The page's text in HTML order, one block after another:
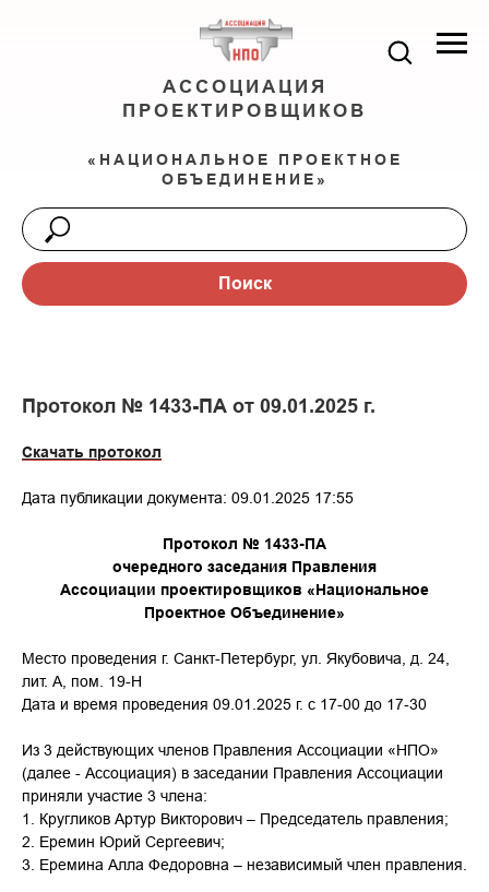
АССОЦИАЦИЯ
ПРОЕКТИРОВЩИКОВ
«НАЦИОНАЛЬНОЕ ПРОЕКТНОЕ
ОБЪЕДИНЕНИЕ»
Поиск
Протокол № 1433-ПА от 09.01.2025 г.
Скачать протокол
Дата публикации документа: 09.01.2025 17:55
Протокол № 1433-ПА
очередного заседания Правления
Ассоциации проектировщиков «Национальное
Проектное Объединение»
Место проведения г. Санкт-Петербург, ул. Якубовича, д. 24,
лит. А, пом. 19-Н
Дата и время проведения 09.01.2025 г. с 17-00 до 17-30
Из 3 действующих членов Правления Ассоциации «НПО»
(далее - Ассоциация) в заседании Правления Ассоциации
приняли участие 3 члена:
1. Кругликов Артур Викторович – Председатель правления;
2. Еремин Юрий Сергеевич;
3. Еремина Алла Федоровна – независимый член правления.